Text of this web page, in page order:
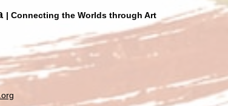
| Connecting the Worlds through Art